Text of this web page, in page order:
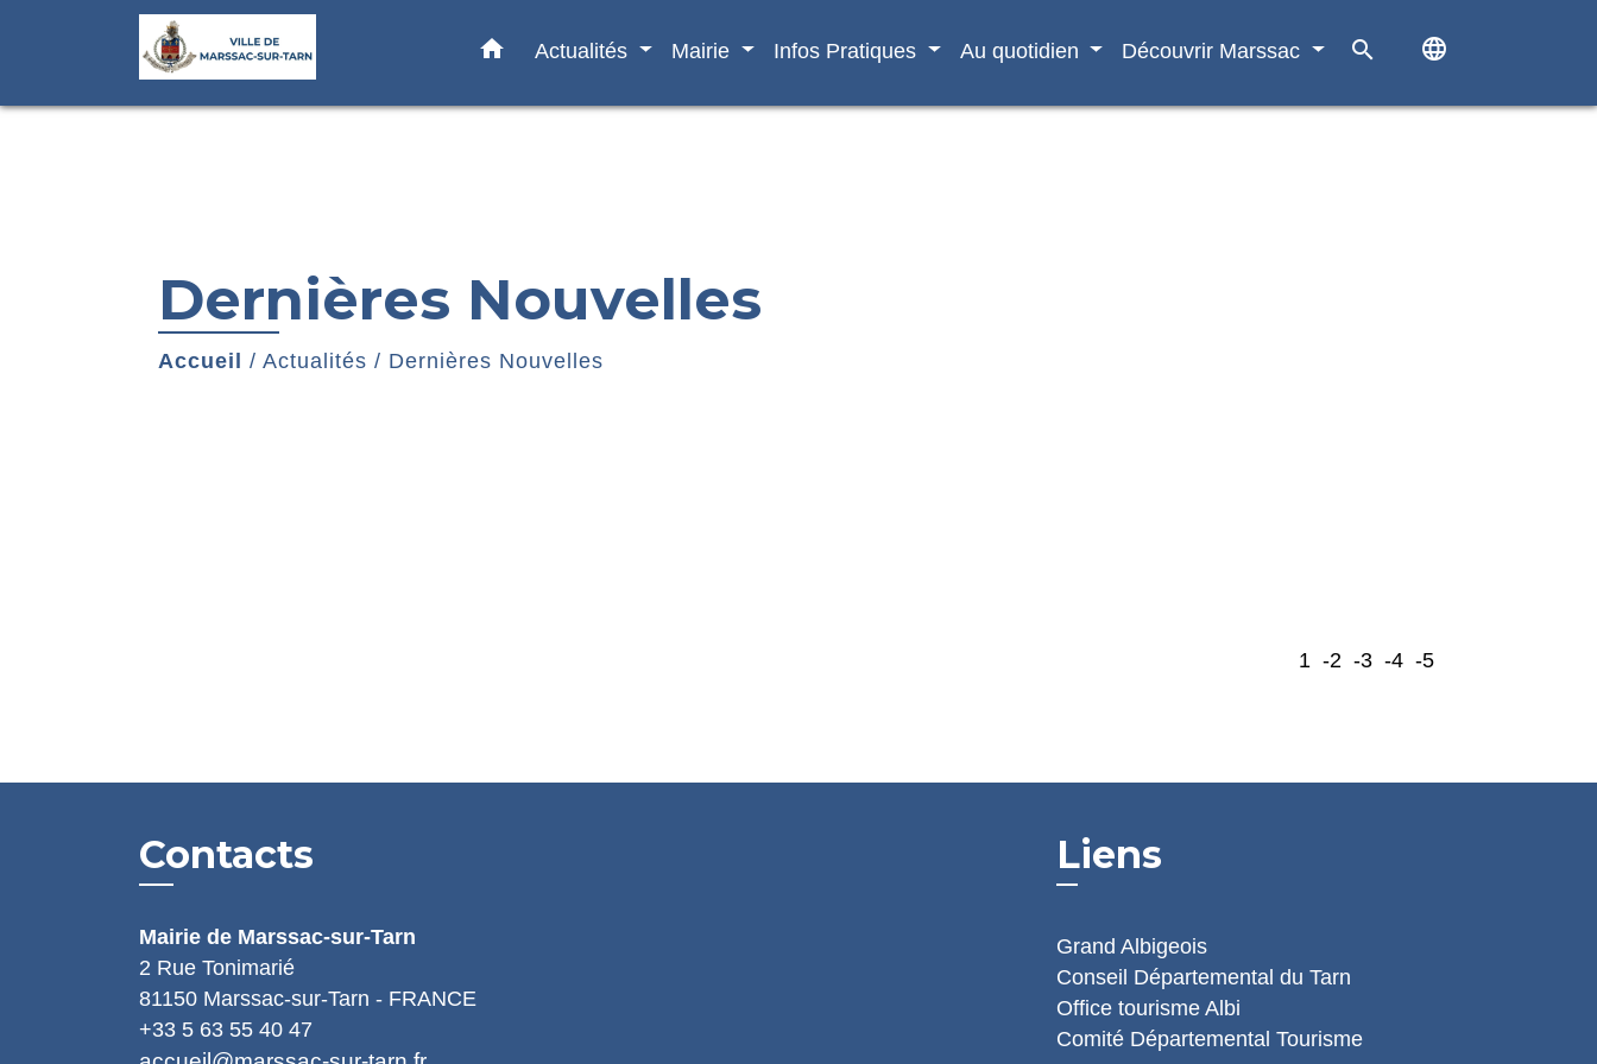
home Actualités Mairie Infos Pratiques Au quotidien Découvrir Marssac search language
Dernières Nouvelles
Accueil / Actualités / Dernières Nouvelles
1 -2 -3 -4 -5
Contacts
Mairie de Marssac-sur-Tarn
2 Rue Tonimarié
81150 Marssac-sur-Tarn - FRANCE
+33 5 63 55 40 47
Liens
Grand Albigeois
Conseil Départemental du Tarn
Office tourisme Albi
Comité Départemental Tourisme